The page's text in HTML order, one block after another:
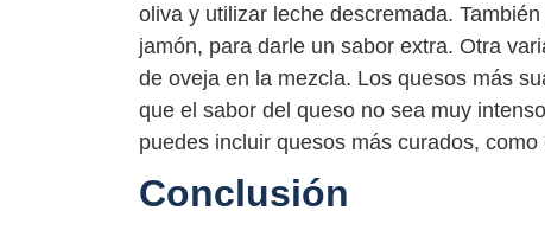
oliva y utilizar leche descremada.
jamón, para darle un sabor extra. Otra
de oveja en la mezcla. Los quesos más
que el sabor del queso no sea muy
puedes incluir quesos más curados, como
Conclusión